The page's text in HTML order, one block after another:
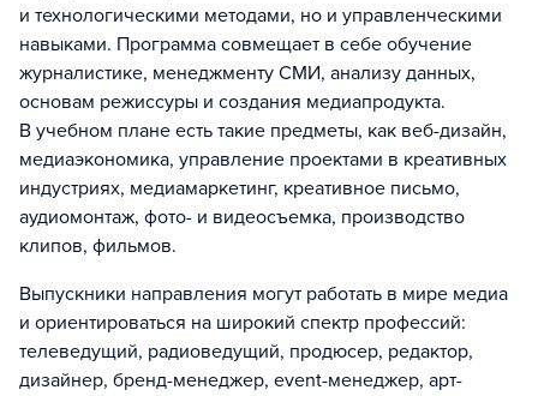
и технологическими методами, но и управленческими
навыками. Программа совмещает в себе обучение
журналистике, менеджменту СМИ, анализу данных,
основам режиссуры и создания медиапродукта.
В учебном плане есть такие предметы, как веб-дизайн,
медиаэкономика, управление проектами в креативных
индустриях, медиамаркетинг, креативное письмо,
аудиомонтаж, фото- и видеосъемка, производство
клипов, фильмов.
Выпускники направления могут работать в мире медиа
и ориентироваться на широкий спектр профессий:
телеведущий, радиоведущий, продюсер, редактор,
дизайнер, бренд-менеджер, event-менеджер, арт-